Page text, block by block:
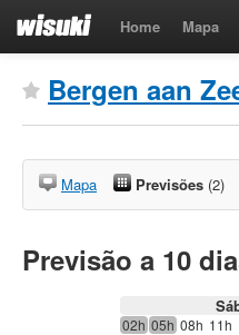
Home Mapa
Bergen aan
Mapa Previsões (2)
Previsão a 10
02h 05h 08h 11h